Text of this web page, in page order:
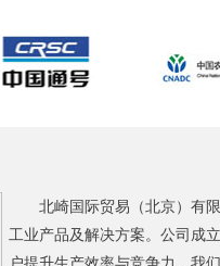
北崎国际贸易（北京）有
工业产品及解决方案。公司成